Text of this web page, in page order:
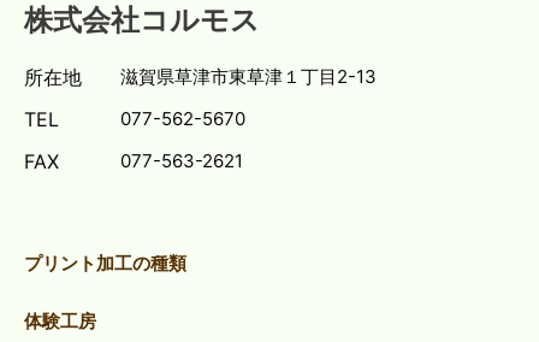
株式会社コルモス
所在地 滋賀県草津市東草津１丁目2-13
TEL 077-562-5670
FAX 077-563-2621
プリント加工の種類
体験工房